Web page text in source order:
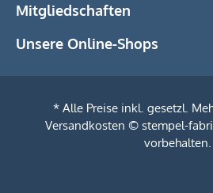
Mitgliedschaften
Unsere Online-Shops
* Alle Preise inkl. gesetzl.
Versandkosten © stempel-
vorbehalten.